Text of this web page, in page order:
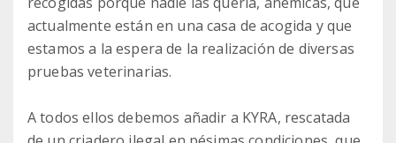
actualmente están en una casa de acogida y que
estamos a la espera de la realización de diversas
pruebas veterinarias.
A todos ellos debemos añadir a KYRA, rescatada